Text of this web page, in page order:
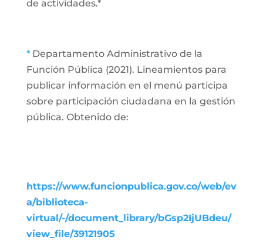
de actividades.*
* Departamento Administrativo de la
Función Pública (2021). Lineamientos para
publicar información en el menú participa
sobre participación ciudadana en la gestión
pública. Obtenido de:
https://www.funcionpublica.gov.co/web/ev
a/biblioteca-
virtual/-/document_library/bGsp2IjUBdeu/
view_file/39121905